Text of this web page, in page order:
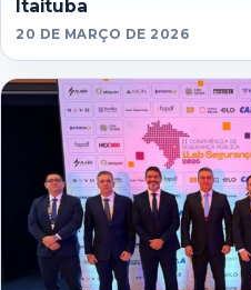
Itaituba
20 DE MARÇO DE 2026